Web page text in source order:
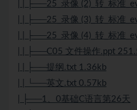
| | ├──25_录像 (2)_转_标准
| | ├──25_录像 (3)_转_标准
| | ├──25_录像 (4)_转_标准
| | ├──C05 文件操作.ppt
| | ├──提纲.txt 1.36kb
| | └──英文.txt 0.57kb
| ├──1、0基础C语言第26天